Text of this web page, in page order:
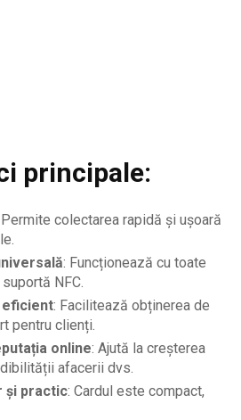
principale:
colectarea rapidă și ușoară
: Funcționează cu toate
NFC.
eficient: Facilitează obținerea de
pentru clienți.
online: Ajută la creșterea
afacerii dvs.
și practic: Cardul este compact,